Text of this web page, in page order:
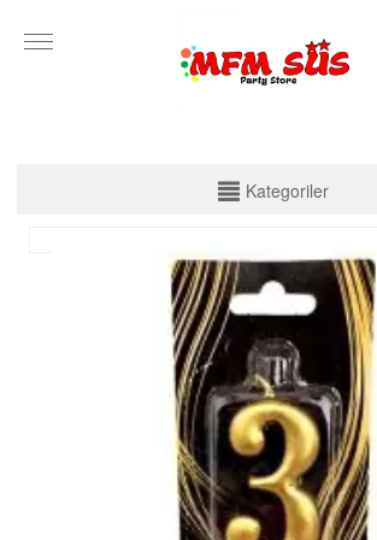
TABAK VE BARDAK
ZARF VARAKLI BANNER
KALİGRAFİ BANNER
Kategoriler